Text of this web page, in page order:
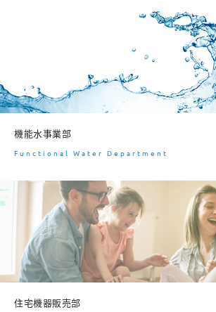
機能水事業部
Functional Water Department
住宅機器販売部